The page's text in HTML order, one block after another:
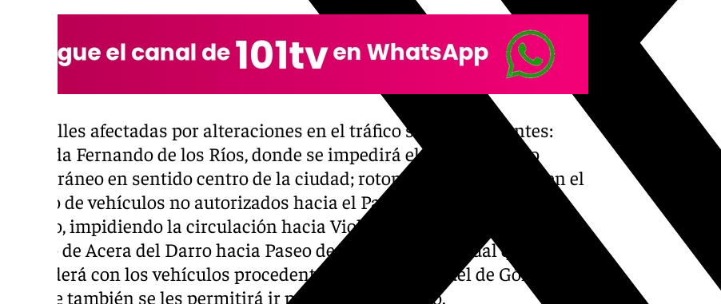
Las calles afectadas por alteraciones en el tráfico son las siguientes:
Avenida Fernando de los Ríos, donde se impedirá el acceso al paso
subterráneo en sentido centro de la ciudad; rotonda de la Aviación, en el
acceso de vehículos no autorizados hacia el Paseo del Violón; Puente
Blanco, impidiendo la circulación hacia Violón, si bien se desviará el
tráfico de Acera del Darro hacia Paseo de los Basilios, al igual que se
procederá con los vehículos procedentes de Poeta Manuel de Góngora, a
los que también se les permitirá ir por Acera del Darro.